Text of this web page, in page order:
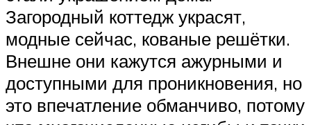
Загородный коттедж украсят,
модные сейчас, кованые решётки.
Внешне они кажутся ажурными и
доступными для проникновения, но
это впечатление обманчиво, потому